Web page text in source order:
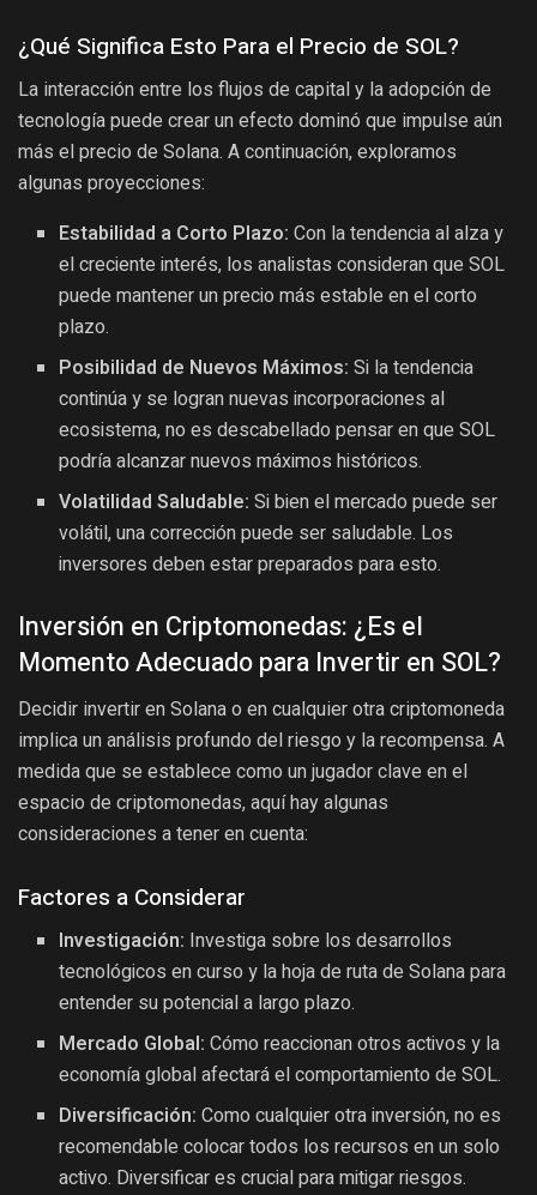
¿Qué Significa Esto Para el Precio de SOL?
La interacción entre los flujos de capital y la adopción de
tecnología puede crear un efecto dominó que impulse aún
más el precio de Solana. A continuación, exploramos
algunas proyecciones:
Estabilidad a Corto Plazo: Con la tendencia al alza y
el creciente interés, los analistas consideran que SOL
puede mantener un precio más estable en el corto
plazo.
Posibilidad de Nuevos Máximos: Si la tendencia
continúa y se logran nuevas incorporaciones al
ecosistema, no es descabellado pensar en que SOL
podría alcanzar nuevos máximos históricos.
Volatilidad Saludable: Si bien el mercado puede ser
volátil, una corrección puede ser saludable. Los
inversores deben estar preparados para esto.
Inversión en Criptomonedas: ¿Es el
Momento Adecuado para Invertir en SOL?
Decidir invertir en Solana o en cualquier otra criptomoneda
implica un análisis profundo del riesgo y la recompensa. A
medida que se establece como un jugador clave en el
espacio de criptomonedas, aquí hay algunas
consideraciones a tener en cuenta:
Factores a Considerar
Investigación: Investiga sobre los desarrollos
tecnológicos en curso y la hoja de ruta de Solana para
entender su potencial a largo plazo.
Mercado Global: Cómo reaccionan otros activos y la
economía global afectará el comportamiento de SOL.
Diversificación: Como cualquier otra inversión, no es
recomendable colocar todos los recursos en un solo
activo. Diversificar es crucial para mitigar riesgos.